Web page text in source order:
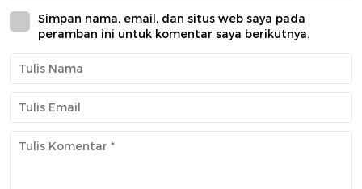
Simpan nama, email, dan situs web saya pada
peramban ini untuk komentar saya berikutnya.